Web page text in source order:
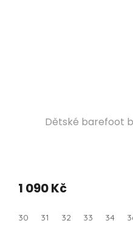
Dětské barefoot
1 090 Kč
30 31 32 33 34